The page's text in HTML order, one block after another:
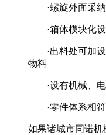
·螺旋外面采
·箱体模块化
·出料处可加
物料
·设有机械、
·零件体系相
如果诸城市同诺机